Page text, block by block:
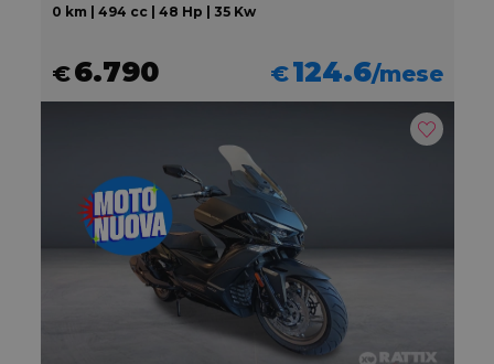
0 km | 494 cc | 48 Hp | 35 Kw
€6.790 €124.6/mese